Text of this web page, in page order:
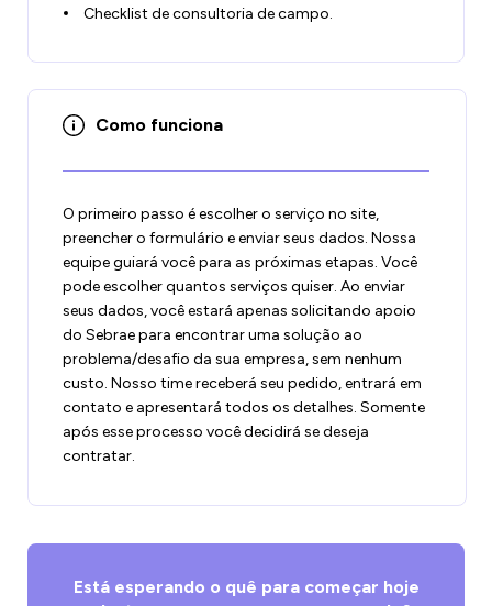
Checklist de consultoria de campo.
Como funciona
O primeiro passo é escolher o serviço no site,
preencher o formulário e enviar seus dados. Nossa
equipe guiará você para as próximas etapas. Você
pode escolher quantos serviços quiser. Ao enviar
seus dados, você estará apenas solicitando apoio
do Sebrae para encontrar uma solução ao
problema/desafio da sua empresa, sem nenhum
custo. Nosso time receberá seu pedido, entrará em
contato e apresentará todos os detalhes. Somente
após esse processo você decidirá se deseja
contratar.
Está esperando o quê para começar hoje